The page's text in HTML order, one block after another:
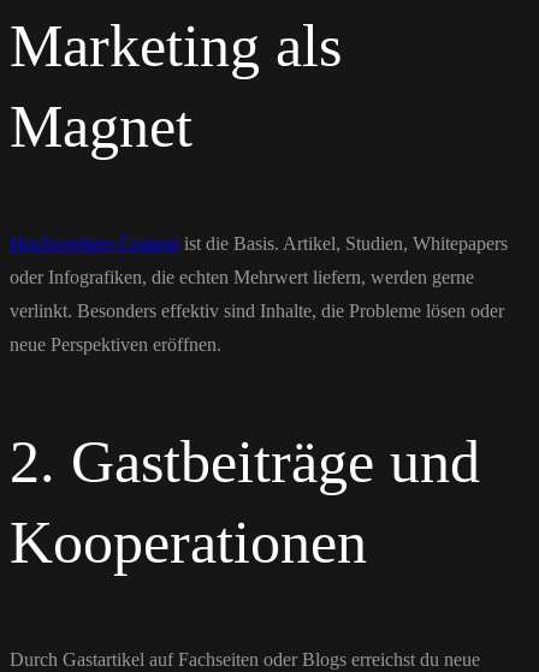
Marketing als
Magnet
Hochwertiger Content ist die Basis. Artikel, Studien, Whitepapers
oder Infografiken, die echten Mehrwert liefern, werden gerne
verlinkt. Besonders effektiv sind Inhalte, die Probleme lösen oder
neue Perspektiven eröffnen.
2. Gastbeiträge und
Kooperationen
Durch Gastartikel auf Fachseiten oder Blogs erreichst du neue